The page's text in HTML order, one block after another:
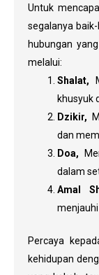
Untuk
segalanya
hubungan
melalui:
Shalat,
khusyuk
Dzikir,
dan
Doa,
dalam
Amal
menjauhi
Percaya
kehidupan